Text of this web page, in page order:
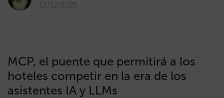
17/12/2025
MCP, el puente que permitirá a los
hoteles competir en la era de los
asistentes IA y LLMs